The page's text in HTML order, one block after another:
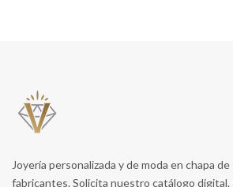
Joyería personalizada y de moda en chapa de
fabricantes. Solicita nuestro catálogo digital.